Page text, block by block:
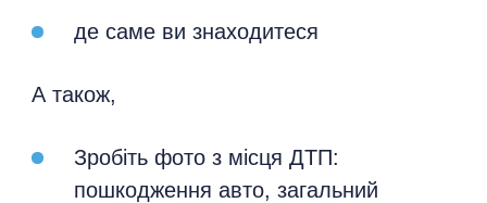
де саме ви знаходитеся
А також,
Зробіть фото з місця ДТП:
пошкодження авто, загальний